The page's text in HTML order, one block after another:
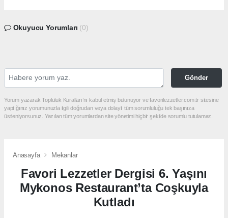
Okuyucu Yorumları (0)
Gönder
Yorum yazarak Topluluk Kuralları’nı kabul etmiş bulunuyor ve favorilezzetler.com.tr sitesine
yaptığınız yorumunuzla ilgili doğrudan veya dolaylı tüm sorumluluğu tek başınıza
üstleniyorsunuz. Yazılan tüm yorumlardan site yönetimi hiçbir şekilde sorumlu tutulamaz.
Anasayfa Mekanlar
Favori Lezzetler Dergisi 6. Yaşını
Mykonos Restaurant’ta Coşkuyla
Kutladı